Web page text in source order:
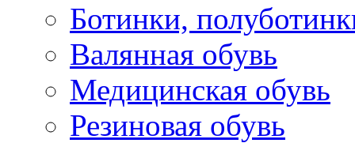
Ботинки,
Валянная обувь
Медицинская обувь
Резиновая обувь